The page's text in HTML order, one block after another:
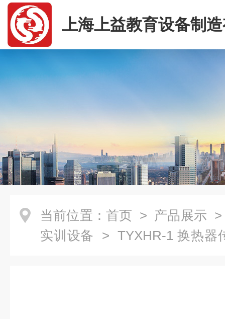
上海上益教育设备制
司
当前位置： 首页 > 产品展示
实训设备 > TYXHR-1 换热器